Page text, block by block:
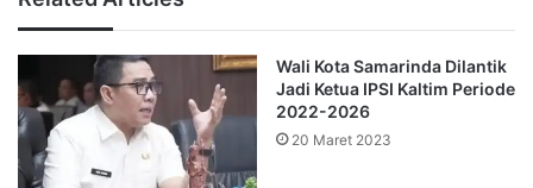
Kota ini juga baru bergabung dalam Milan Urban Food Policy
Pact (MUFPP), komitmen global yang fokus pada ketahanan
pangan dan sistem pangan berkelanjutan. Langkah-langkah
tersebut memperlihatkan konsistensi Samarinda dalam
memperkuat ketahanan lingkungan dan kesejahteraan
masyarakat.
Dampak bagi Kota Samarinda
Wali Kota Samarinda Dilantik
Jadi Ketua IPSI Kaltim Periode
2022-2026
20 Maret 2023